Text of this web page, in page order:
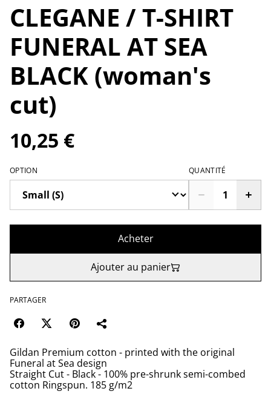
CLEGANE / T-SHIRT
FUNERAL AT SEA
BLACK (woman's
cut)
10,25 €
OPTION QUANTITÉ
Acheter
Ajouter au panier
PARTAGER
Gildan Premium cotton - printed with the original
Funeral at Sea design
Straight Cut - Black - 100% pre-shrunk semi-combed
cotton Ringspun. 185 g/m2